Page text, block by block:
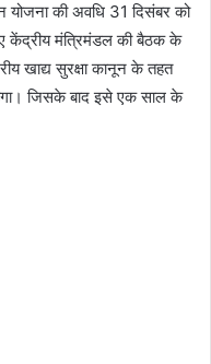
की अवधि 31 दिसंबर को
केंद्रीय मंत्रिमंडल की बैठक के
खाद्य सुरक्षा कानून के तहत
जिसके बाद इसे एक साल के